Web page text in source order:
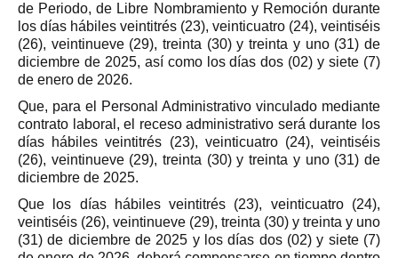
de Periodo, de Libre Nombramiento y Remoción durante
los días hábiles veintitrés (23), veinticuatro (24), veintiséis
(26), veintinueve (29), treinta (30) y treinta y uno (31) de
diciembre de 2025, así como los días dos (02) y siete (7)
de enero de 2026.
Que, para el Personal Administrativo vinculado mediante
contrato laboral, el receso administrativo será durante los
días hábiles veintitrés (23), veinticuatro (24), veintiséis
(26), veintinueve (29), treinta (30) y treinta y uno (31) de
diciembre de 2025.
Que los días hábiles veintitrés (23), veinticuatro (24),
veintiséis (26), veintinueve (29), treinta (30) y treinta y uno
(31) de diciembre de 2025 y los días dos (02) y siete (7)